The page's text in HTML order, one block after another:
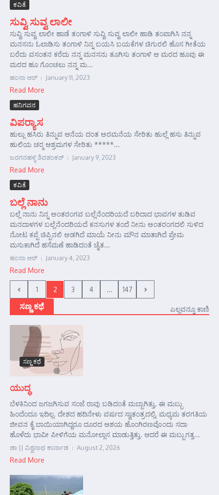
ಕವಿತೆ
ಸುವ್ವಿ ಸುವ್ವ ಲಾಲೀ
ಸುವ್ವಿ ಸುವ್ವ ಲಾಲೀ ಹಾಡೆ ತಂಗಾಳಿ ಸುವ್ವಿ ಸುವ್ವ ಲಾಲೀ ಹಾಡಿ ತಂಪಾಗಿಸಿ ನನ್ನ
ಮನಸನು ಓಲಾಡಿಸು ತಂಗಾಳಿ ನಿನ್ನ ಬಯಸಿ ಬಯಕೆಗಳ ಚಿಗುರಲಿ ಹೊಸ ಗೀತೆಯ
ಬರೆದು ವಸಂತನ ಕರೆದು ನನ್ನ ಮನಸನು ತೂಗಿಸು ತಂಗಾಳಿ ಆ ಮರದ ಹೂವು ಈ
ಮರದ ಹೂ ಗೊಂಚಲು ನನ್ನ ಮ...
ಹಂಸಾ ಆರ್‍ January 11, 2023
Read More
ಹನಿಗವನ
ವಿಪರ್‍ಯಾಸ
ಹುಲ್ಲು ಹಸಿರು ತಿನ್ನುವ ಆನೆಯ ದಂತ ಅರಮನೆಯ ಸೇರಿತು ಹುಲ್ಲೆ ಹಸು ತಿನ್ನುವ
ಹುಲಿಯ ಚರ್‍ಮ ಆಶ್ರಮಗಳ ಸೇರಿತು *****...
ಜರಗನಹಳ್ಳಿ ಶಿವಶಂಕರ್‍ January 9, 2023
Read More
ಕವಿತೆ
ಬಲ್ಲೆ ನಾನು
ಬಲ್ಲೆ ನಾನು ನಿನ್ನ ಅಂತರಂಗವ ಬಲ್ಲೆನೆಂದರಿಯದೆ ಬರಿದಾದ ಭಾವಗಳ ತುಡಿವ
ಮನದಾಳಗಳ ಬಲ್ಲೆನೆಂದರಿಯದೆ ಕನಸುಗಳ ತಂದೆ ನೀನು ಅಂತರಂಗದಲಿ ಸುಳಿದ
ನೋಟ ಕಪ್ಪೆ ಚಿಪ್ಪಿನಲಿ ಅಡಗಿದೆ ಮಾಯೆ ನೀನು ಮೌನ ಮಾತಾಗಿದೆ ಪ್ರೇಮ
ಮಸುಕಾಗಿದೆ ಹಸೆಮಣೆ ಹಾಡಿದಂತೆ ಚೈತ...
ಹಂಸಾ ಆರ್‍ January 4, 2023
Read More
1 2 3 4 ... 147
ಸಣ್ಣ ಕಥೆ ಎಲ್ಲವನ್ನೂ ಕಾಣಿ
ಸಣ್ಣ ಕಥೆ
ಯುದ್ಧ
ಬೆಳಕಿನಿಂದ ಜಗಜಗಿಸುವ ಸಂಜೆ ರಾವು ಬಡಿದಂತೆ ಮಬ್ಬಾಗಿತ್ತು. ಈ ಮಬ್ಬು
ಹಿಂದೆಂದೂ ಇದಿಲ್ಲ. ದೇಶದ ಹದಿನೇಳು ವರ್ಷದ ಸ್ವಾತಂತ್ರದಲ್ಲಿ, ಮಧ್ಯಮ ತರಗತಿಯ
ಜೀವನ ಕೈ ಬಾಯಿಯಾಗಿದ್ದರೂ ದೂರದ ಆಶಯ ಹೊಂಗಿರಣವೊಂದು ಸದಾ
ಹೊಳೆದು ಭಾವೀ ಪೀಳಿಗೆಯ ಮನೋಲ್ಲಾಸ ಮಾಡುತ್ತಿತ್ತು. ಆದರೆ ಈ ಮಬ್ಬುಗತ್ತ...
ಡಾ || ವಿಶ್ವನಾಥ ಕಾರ್ನಾಡ August 2, 2026
Read More